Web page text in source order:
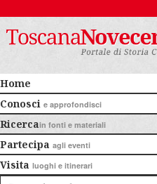
Home
Conosci e approfondisci
Ricercain fonti e materiali
Partecipa agli eventi
Visita luoghi e itinerari